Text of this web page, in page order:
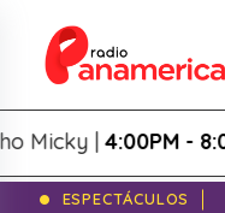
|4:00PM - 8:00PM
ESPECTÁCULOS